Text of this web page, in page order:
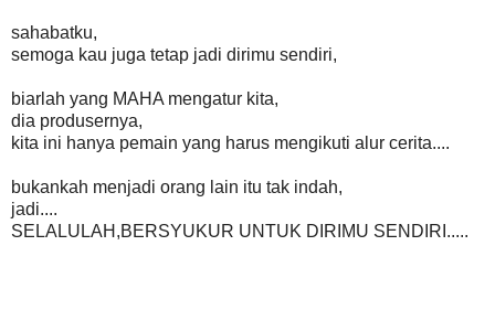
sahabatku,
semoga kau juga tetap jadi dirimu sendiri,
biarlah yang MAHA mengatur kita,
dia produsernya,
kita ini hanya pemain yang harus mengikuti alur cerita....
bukankah menjadi orang lain itu tak indah,
jadi....
SELALULAH,BERSYUKUR UNTUK DIRIMU SENDIRI.....